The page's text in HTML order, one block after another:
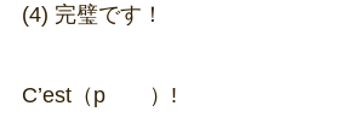
(4) 完璧です！
C’est（p ）!